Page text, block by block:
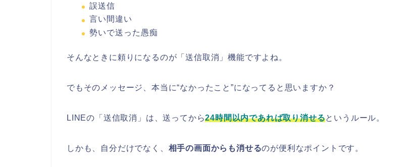
誤送信
言い間違い
勢いで送った愚痴
そんなときに頼りになるのが「送信取消」機能ですよね。
でもそのメッセージ、本当に“なかったこと”になってると思いますか？
LINEの「送信取消」は、送ってから24時間以内であれば取り消せるというルール。
しかも、自分だけでなく、 相手の画面からも消せるのが便利なポイントです。